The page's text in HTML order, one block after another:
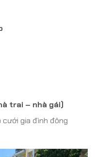
trai – nhà gái)
cưới gia đình đông